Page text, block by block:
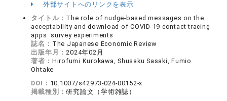
外部サイトへのリンクを表示
タイトル： The role of nudge-based messages on the
acceptability and download of COVID-19 contact tracing
apps: survey experiments
誌名： The Japanese Economic Review
出版年月：2024年02月
著者： Hirofumi Kurokawa, Shusaku Sasaki, Fumio
Ohtake
DOI： 10.1007/s42973-024-00152-x
掲載種別：研究論文（学術雑誌）